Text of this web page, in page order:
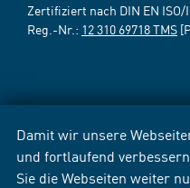
Damit wir unsere
und fortlaufend
Sie die Webseiten weiter
Zertifiziert nach DIN EN ISO/
Reg.-Nr.: 12 310 69718 TMS